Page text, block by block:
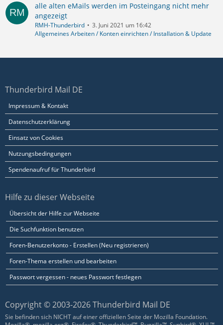
alle alten eMails werden im Posteingang nicht mehr
angezeigt
RMH-Thunderbird
3. Juni 2021 um 16:42
Allgemeines Arbeiten / Konten einrichten / Installation & Update
Thunderbird Mail DE
Impressum & Kontakt
Datenschutzerklärung
Einsatz von Cookies
Nutzungsbedingungen
Spendenaufruf für Thunderbird
Hilfe zu dieser Webseite
Übersicht der Hilfe zur Webseite
Die Suchfunktion benutzen
Foren-Benutzerkonto - Erstellen (Neu registrieren)
Foren-Thema erstellen und bearbeiten
Passwort vergessen - neues Passwort festlegen
Copyright © 2003-2026 Thunderbird Mail DE
Sie befinden sich NICHT auf einer offiziellen Seite der Mozilla Foundation.